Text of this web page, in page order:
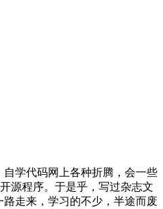
学代码网上各种折腾，会一些
开源程序。于是乎，写过杂志文
走来，学习的不少，半途而废